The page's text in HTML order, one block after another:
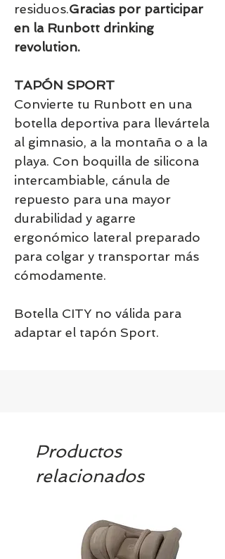
residuos.Gracias por participar
en la Runbott drinking
revolution.
TAPÓN SPORT
Convierte tu Runbott en una
botella deportiva para llevártela
al gimnasio, a la montaña o a la
playa. Con boquilla de silicona
intercambiable, cánula de
repuesto para una mayor
durabilidad y agarre
ergonómico lateral preparado
para colgar y transportar más
cómodamente.
Botella CITY no válida para
adaptar el tapón Sport.
Productos
relacionados